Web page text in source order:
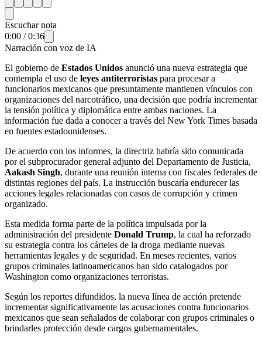
Escuchar nota
0:00 /0:36
Narración con voz de IA
El gobierno de Estados Unidos anunció una nueva estrategia que
contempla el uso de leyes antiterroristas para procesar a
funcionarios mexicanos que presuntamente mantienen vínculos con
organizaciones del narcotráfico, una decisión que podría incrementar
la tensión política y diplomática entre ambas naciones. La
información fue dada a conocer a través del New York Times basada
en fuentes estadounidenses.
De acuerdo con los informes, la directriz habría sido comunicada
por el subprocurador general adjunto del Departamento de Justicia,
Aakash Singh, durante una reunión interna con fiscales federales de
distintas regiones del país. La instrucción buscaría endurecer las
acciones legales relacionadas con casos de corrupción y crimen
organizado.
Esta medida forma parte de la política impulsada por la
administración del presidente Donald Trump, la cual ha reforzado
su estrategia contra los cárteles de la droga mediante nuevas
herramientas legales y de seguridad. En meses recientes, varios
grupos criminales latinoamericanos han sido catalogados por
Washington como organizaciones terroristas.
Según los reportes difundidos, la nueva línea de acción pretende
incrementar significativamente las acusaciones contra funcionarios
mexicanos que sean señalados de colaborar con grupos criminales o
brindarles protección desde cargos gubernamentales.